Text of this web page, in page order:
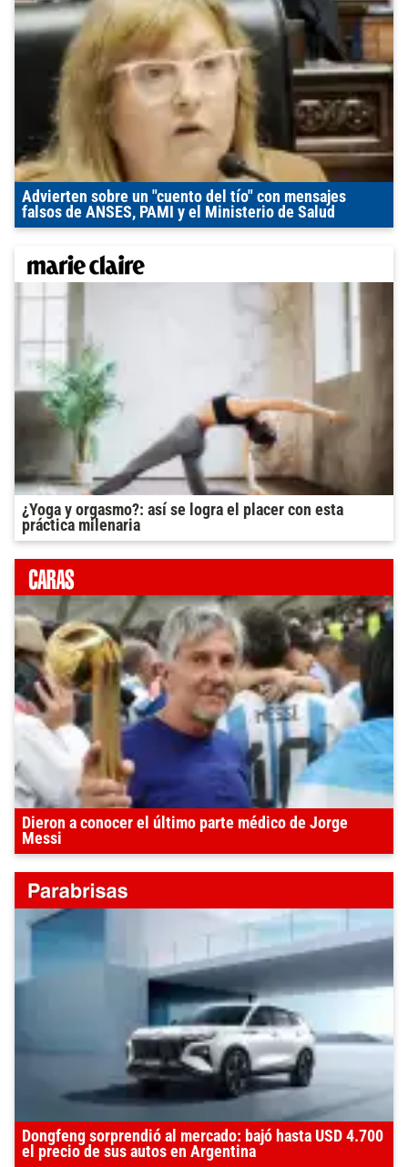
Advierten sobre un "cuento del tío" con mensajes
falsos de ANSES, PAMI y el Ministerio de Salud
¿Yoga y orgasmo?: así se logra el placer con esta
práctica milenaria
Dieron a conocer el último parte médico de Jorge
Messi
Dongfeng sorprendió al mercado: bajó hasta USD 4.700
el precio de sus autos en Argentina